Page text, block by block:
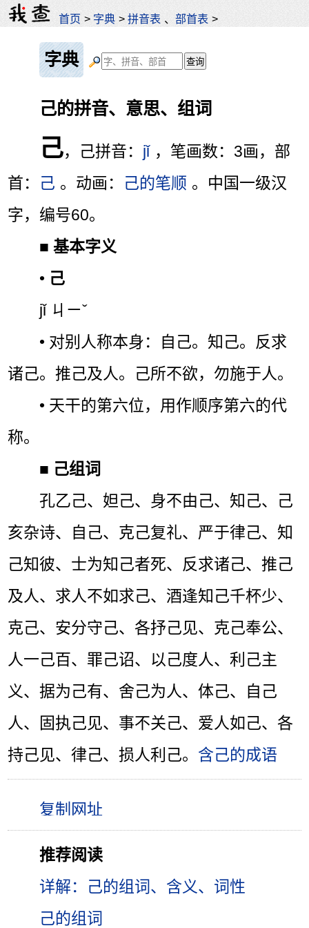
首页 > 字典 >拼音表 、部首表 >
字典
己的拼音、意思、组词
己，己拼音： jǐ ，笔画数：3画，部
首：
己 。动画： 己的笔顺 。中国一级汉
字，编号60。
■基本字义
• 己
jǐ ㄐㄧˇ
• 对别人称本身：自己。知己。反求
诸己。推己及人。己所不欲，勿施于人。
• 天干的第六位，用作顺序第六的代
称。
■ 己组词
孔乙己、妲己、身不由己、知己、己
亥杂诗、自己、克己复礼、严于律己、知
己知彼、士为知己者死、反求诸己、推己
及人、求人不如求己、酒逢知己千杯少、
克己、安分守己、各抒己见、克己奉公、
人一己百、罪己诏、以己度人、利己主
义、据为己有、舍己为人、体己、自己
人、固执己见、事不关己、爱人如己、各
持己见、律己、损人利己。 含己的成语
推荐阅读
详解：己的组词、含义、词性
己的组词